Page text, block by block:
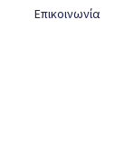
Επικοινωνία